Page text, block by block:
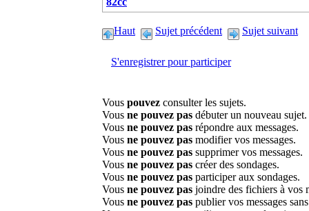
Haut Sujet précédent Sujet suivant
S'enregistrer pour participer
Vous pouvez consulter les sujets.
Vous ne pouvez pas débuter un nouveau sujet.
Vous ne pouvez pas répondre aux messages.
Vous ne pouvez pas modifier vos messages.
Vous ne pouvez pas supprimer vos messages.
Vous ne pouvez pas créer des sondages.
Vous ne pouvez pas participer aux sondages.
Vous ne pouvez pas joindre des fichiers à vos
Vous ne pouvez pas publier vos messages